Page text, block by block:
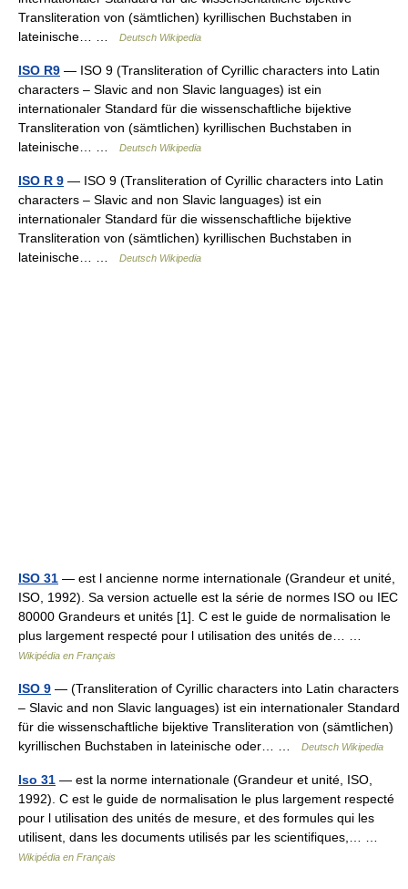
Transliteration von (sämtlichen) kyrillischen Buchstaben in
lateinische… …
Deutsch Wikipedia
ISO R9 — ISO 9 (Transliteration of Cyrillic characters into Latin
characters – Slavic and non Slavic languages) ist ein
internationaler Standard für die wissenschaftliche bijektive
Transliteration von (sämtlichen) kyrillischen Buchstaben in
lateinische… …
Deutsch Wikipedia
ISO R 9 — ISO 9 (Transliteration of Cyrillic characters into Latin
characters – Slavic and non Slavic languages) ist ein
internationaler Standard für die wissenschaftliche bijektive
Transliteration von (sämtlichen) kyrillischen Buchstaben in
lateinische… …
Deutsch Wikipedia
ISO 31 — est l ancienne norme internationale (Grandeur et unité,
ISO, 1992). Sa version actuelle est la série de normes ISO ou IEC
80000 Grandeurs et unités [1]. C est le guide de normalisation le
plus largement respecté pour l utilisation des unités de… …
Wikipédia en Français
ISO 9 — (Transliteration of Cyrillic characters into Latin characters
– Slavic and non Slavic languages) ist ein internationaler Standard
für die wissenschaftliche bijektive Transliteration von (sämtlichen)
kyrillischen Buchstaben in lateinische oder… …
Deutsch Wikipedia
Iso 31 — est la norme internationale (Grandeur et unité, ISO,
1992). C est le guide de normalisation le plus largement respecté
pour l utilisation des unités de mesure, et des formules qui les
utilisent, dans les documents utilisés par les scientifiques,… …
Wikipédia en Français